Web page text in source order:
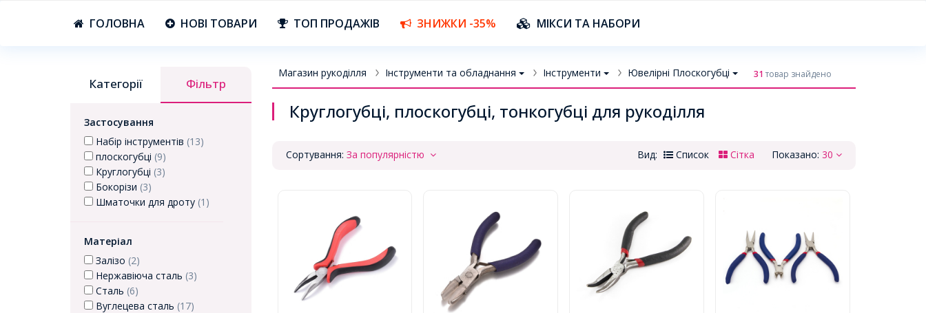
ГОЛОВНА НОВІ ТОВАРИ ТОП ПРОДАЖІВ ЗНИЖКИ -35% МІКСИ ТА НАБОРИ
Категорії Фільтр
Застосування
Набір інструментів (13)
плоскогубці (9)
Круглогубці (3)
Бокорізи (3)
Шматочки для дроту (1)
Матеріал
Залізо (2)
Нержавіюча сталь (3)
Сталь (6)
Вуглецева сталь (17)
Магазин рукоділля Інструменти та обладнання Інструменти Ювелірні Плоскогубці 31товар знайдено
Круглогубці, плоскогубці, тонкогубці для рукоділля
Сортування: За популярністю Показано: 30
Вид: Список Сітка